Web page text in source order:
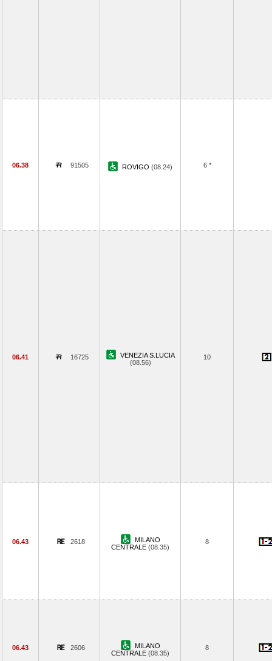
06.38 91505 ROVIGO (08.24) 6 *
06.41 16725
VENEZIA S.LUCIA
(08.56)
10
06.43 2618
MILANO
CENTRALE (08.35)
8
06.43 2606
MILANO
CENTRALE (08.35)
8